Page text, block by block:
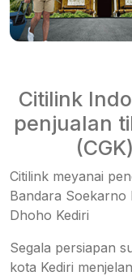
Citilink
penjualan
Citilink meyanai
Bandara Soekarno
Dhoho Kediri
Segala persiapan
kota Kediri